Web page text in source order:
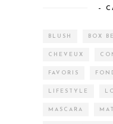
–
BLUSH BOX
CHEVEUX
FAVORIS
LIFESTYLE
MASCARA